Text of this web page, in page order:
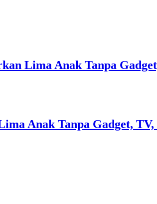
Lima Anak Tanpa
Anak Tanpa Gadget, TV,